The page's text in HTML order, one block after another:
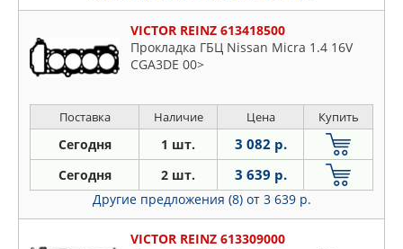
VICTOR REINZ 613418500
Прокладка ГБЦ Nissan Micra 1.4 16V
CGA3DE 00>
Поставка Наличие Цена Купить
Сегодня 1 шт. 3 082 р.
Сегодня 2 шт. 3 639 р.
Другие предложения (8) от 3 639 р.
VICTOR REINZ 613309000